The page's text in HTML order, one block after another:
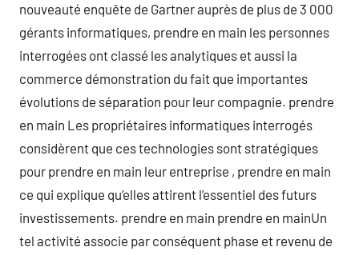
nouveauté enquête de Gartner auprès de plus de 3 000
gérants informatiques, prendre en main les personnes
interrogées ont classé les analytiques et aussi la
commerce démonstration du fait que importantes
évolutions de séparation pour leur compagnie. prendre
en main Les propriétaires informatiques interrogés
considèrent que ces technologies sont stratégiques
pour prendre en main leur entreprise , prendre en main
ce qui explique qu’elles attirent l’essentiel des futurs
investissements. prendre en main prendre en mainUn
tel activité associe par conséquent phase et revenu de